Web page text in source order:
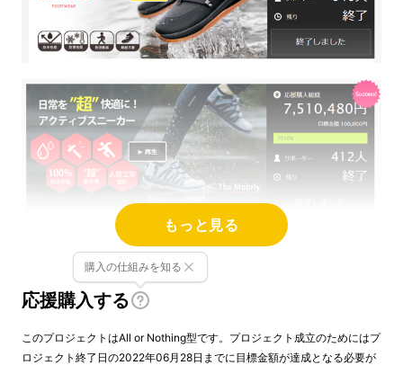
カナダ発足のブランドSKYE Footwearは
年にMakuakeで日本進出を果たして以降、
の快適さとデザイン性が高く評価され多くの方
から応援購入を頂きました。
もっと見る
応援購入する
購入の仕組みを知る
このプロジェクトはAll or Nothing型です。プロジェクト成立のためにはプ
ロジェクト終了日の2022年06月28日までに目標金額が達成となる必要が